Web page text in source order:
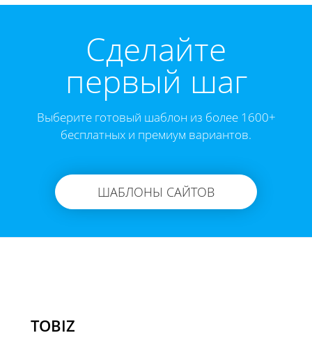
Cделайте
первый шаг
Выберите готовый шаблон из более 1600+
бесплатных и премиум вариантов.
ШАБЛОНЫ САЙТОВ
TOBIZ